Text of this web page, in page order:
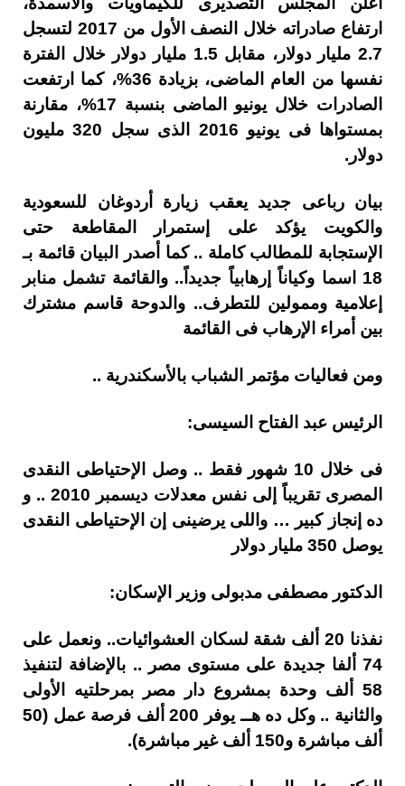
ارتفاع صادراته خلال النصف الأول من 2017 لتسجل
2.7 مليار دولار، مقابل 1.5 مليار دولار خلال الفترة
نفسها من العام الماضى، بزيادة 36%، كما ارتفعت
الصادرات خلال يونيو الماضى بنسبة 17%، مقارنة
بمستواها فى يونيو 2016 الذى سجل 320 مليون
دولار.
بيان رباعى جديد يعقب زيارة أردوغان للسعودية
والكويت يؤكد على إستمرار المقاطعة حتى
الإستجابة للمطالب كاملة .. كما أصدر البيان قائمة بـ
18 اسما وكياناً إرهابياً جديداً.. والقائمة تشمل منابر
إعلامية وممولين للتطرف.. والدوحة قاسم مشترك
بين أمراء الإرهاب فى القائمة
ومن فعاليات مؤتمر الشباب بالأسكندرية ..
الرئيس عبد الفتاح السيسى:
فى خلال 10 شهور فقط .. وصل الإحتياطى النقدى
المصرى تقريباً إلى نفس معدلات ديسمبر 2010 .. و
ده إنجاز كبير … واللى يرضينى إن الإحتياطى النقدى
يوصل 350 مليار دولار
الدكتور مصطفى مدبولى وزير الإسكان:
نفذنا 20 ألف شقة لسكان العشوائيات.. ونعمل على
74 ألفا جديدة على مستوى مصر .. بالإضافة لتنفيذ
58 ألف وحدة بمشروع دار مصر بمرحلتيه الأولى
والثانية .. وكل ده هــ يوفر 200 ألف فرصة عمل (50
ألف مباشرة و150 ألف غير مباشرة).